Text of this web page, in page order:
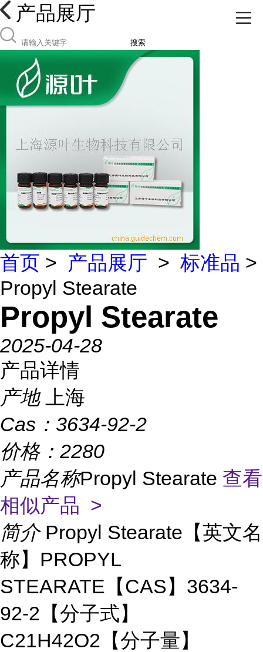
产品展厅
搜索
首页 > 产品展厅 > 标准品 >
Propyl Stearate
Propyl Stearate
2025-04-28
产品详情
产地
上海
Cas： 3634-92-2
价格： 2280
产品名称Propyl Stearate 查看
相似产品 >
简介 Propyl Stearate【英文名
称】PROPYL
STEARATE【CAS】3634-
92-2【分子式】
C21H42O2【分子量】